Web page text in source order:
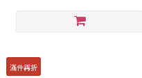
滿件再折